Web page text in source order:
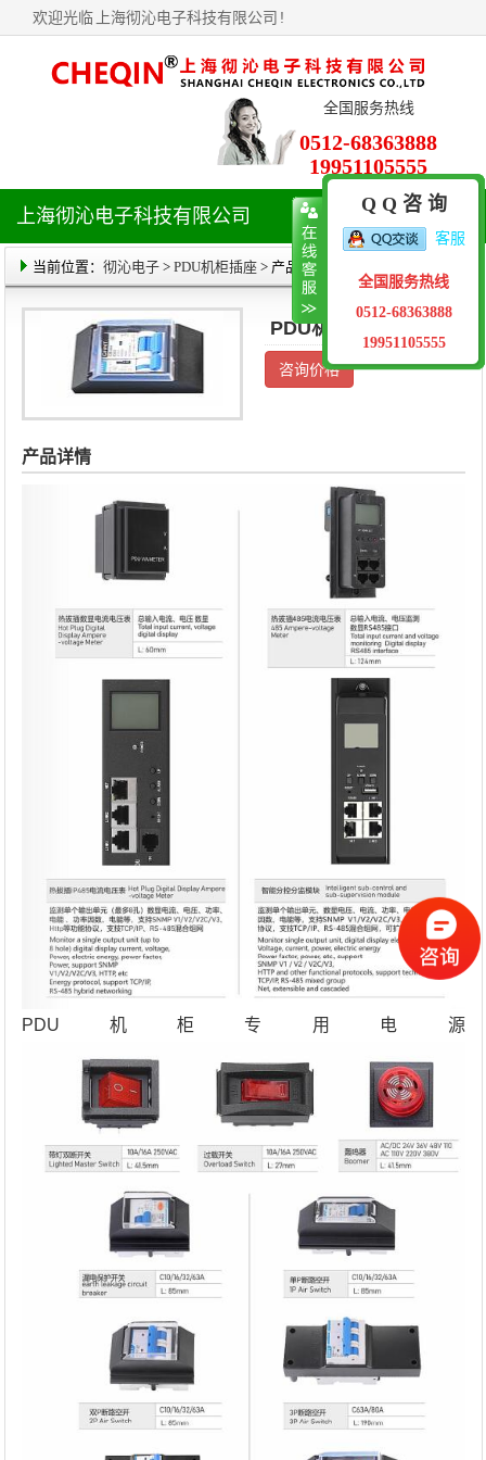
欢迎光临 上海彻沁电子科技有限公司 !
全国服务热线
0512-68363888
19951105555
航
单
上海彻沁电子科技有限公司
当前位置： 彻沁电子> PDU机柜插座> 产品详情
PDU机柜专用电源
咨询价格
产品详情
PDU机柜专用电源
Q Q 咨 询
客服
全国服务热线
0512-68363888
19951105555